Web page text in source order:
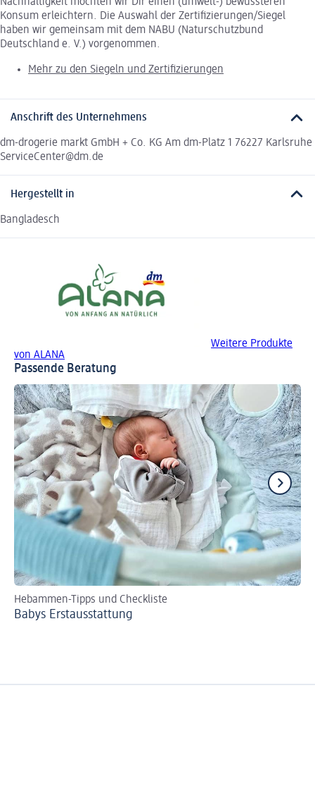
Konsum erleichtern. Die Auswahl der Zertifizierungen/Siegel
haben wir gemeinsam mit dem NABU (Naturschutzbund
Deutschland e. V.) vorgenommen.
Mehr zu den Siegeln und Zertifizierungen
Anschrift des Unternehmens
dm-drogerie markt GmbH + Co. KG Am dm-Platz 1 76227 Karlsruhe
ServiceCenter@dm.de
Hergestellt in
Bangladesch
Weitere Produkte
von ALANA
Passende Beratung
Hebammen-Tipps und Checkliste
Babys Erst­aus­stattung